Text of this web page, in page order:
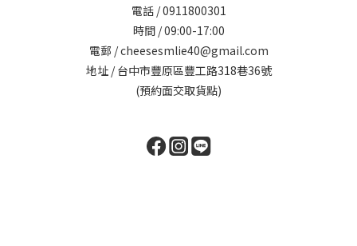
電話 / 0911800301
時間 / 09:00-17:00
電郵 / cheesesmlie40@gmail.com
地址 / 台中市豐原區豐工路318巷36號
(預約面交取貨點)